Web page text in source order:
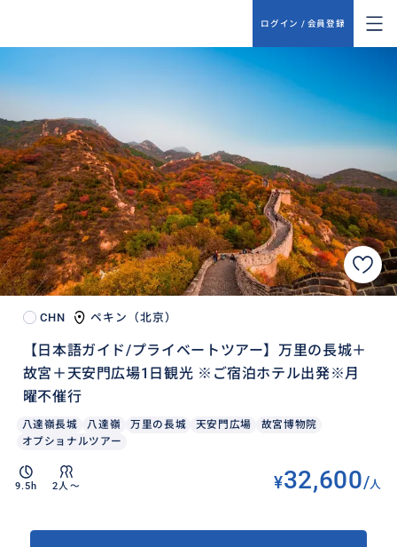
ログイン / 会員登録
CHN ペキン（北京）
【日本語ガイド/プライベートツアー】万里の長城＋
故宮＋天安門広場1日観光 ※ご宿泊ホテル出発※月
曜不催行
八達嶺長城 八達嶺 万里の長城 天安門広場
故宮博物院
オプショナルツアー
9.5h 2人〜 ¥32,600/人